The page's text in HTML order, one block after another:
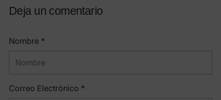
Deja un comentario
Nombre *
Correo Electrónico *